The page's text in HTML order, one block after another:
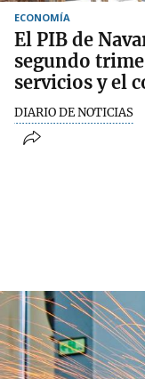
ECONOMÍA
El PIB de
segundo
servicios y el
DIARIO DE NOTICIAS